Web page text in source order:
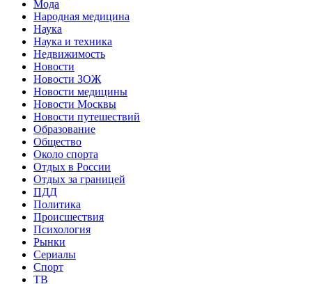
Мода
Народная медицина
Наука
Наука и техника
Недвижимость
Новости
Новости ЗОЖ
Новости медицины
Новости Москвы
Новости путешествий
Образование
Общество
Около спорта
Отдых в России
Отдых за границей
ПДД
Политика
Происшествия
Психология
Рынки
Сериалы
Спорт
ТВ